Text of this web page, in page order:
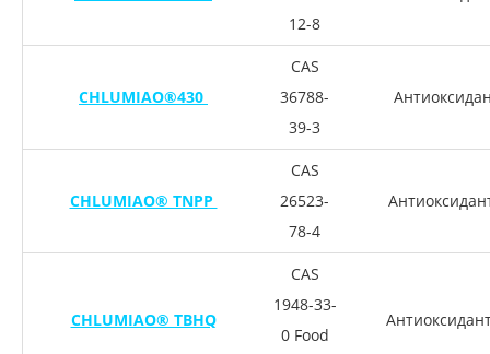
12-8
CHLUMIAO®430
CAS
36788-
39-3
CHLUMIAO® TNPP
CAS
26523-
78-4
CHLUMIAO® TBHQ
CAS
1948-33-
0 Food